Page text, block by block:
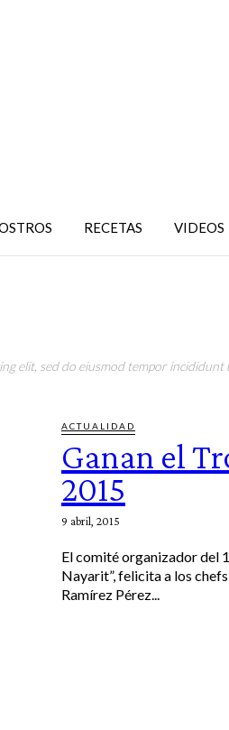
RECETAS VIDEOS
elit, sed do eiusmod tempor
ACTUALIDAD
Ganan el
2015
9 abril, 2015
El comité organizador del
Nayarit”, felicita a los
Ramírez Pérez...